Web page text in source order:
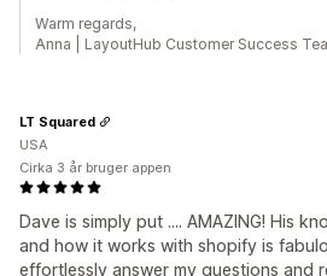
Warm regards,
Anna | LayoutHub Customer Success
Dave is simply put .... AMAZING! His
and how it works with shopify is
effortlessly answer my questions and
LT Squared
USA
Cirka 3 år bruger appen